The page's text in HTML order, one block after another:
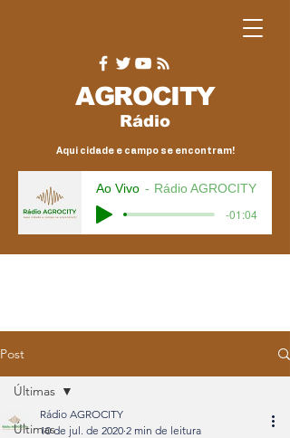
AGROCITY
Rádio
Aqui cidade e campo se encontram!
Ao Vivo Rádio AGROCITY
-01:04
Post
Últimas
Últimas
Rádio AGROCITY
10 de jul. de 2020 2 min de leitura